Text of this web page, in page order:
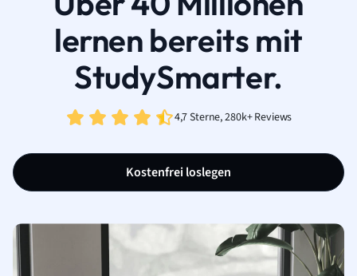
lernen bereits mit
StudySmarter.
4,7 Sterne, 280k+ Reviews
Kostenfrei loslegen